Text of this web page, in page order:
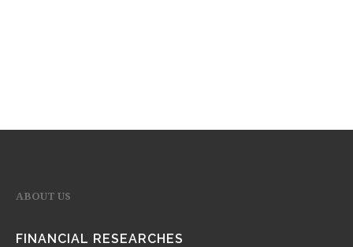
ABOUT US
FINANCIAL RESEARCHES